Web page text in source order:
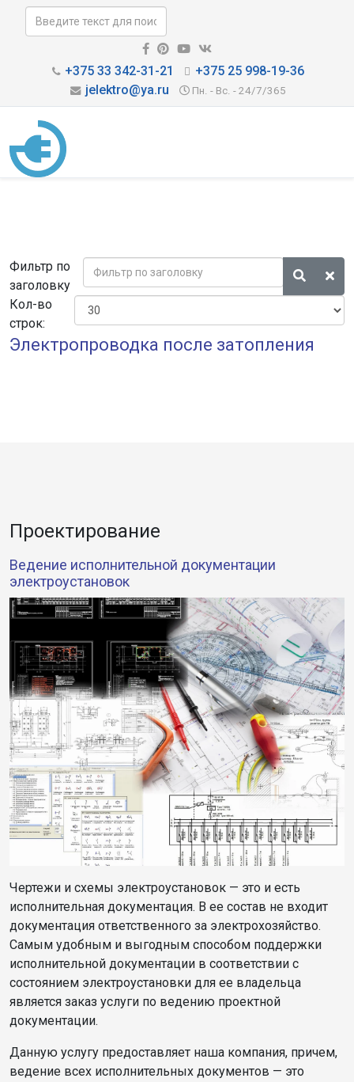
+375 33 342-31-21
+375 25 998-19-36
jelektro@ya.ru
Пн. - Вс. - 24/7/365
Фильтр по
заголовку
Кол-во
строк:
Электропроводка после затопления
Проектирование
Ведение исполнительной документации
электроустановок
Чертежи и схемы электроустановок — это и есть
исполнительная документация. В ее состав не входит
документация ответственного за электрохозяйство.
Самым удобным и выгодным способом поддержки
исполнительной документации в соответствии с
состоянием электроустановки для ее владельца
является заказ услуги по ведению проектной
документации.
Данную услугу предоставляет наша компания, причем,
ведение всех исполнительных документов — это